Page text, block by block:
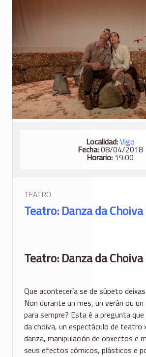
Localidad:Vigo
Fecha:08/04/2018
Horario: 19:00
TEATRO
Teatro: Danza da
Teatro: Danza da
Que acontecería se de súpeto
Non durante un mes, un verán ou
para sempre? Esta é a pregunta
da choiva, un espectáculo de teatro
danza, manipulación de obxectos e
seus efectos cómicos, plásticos e